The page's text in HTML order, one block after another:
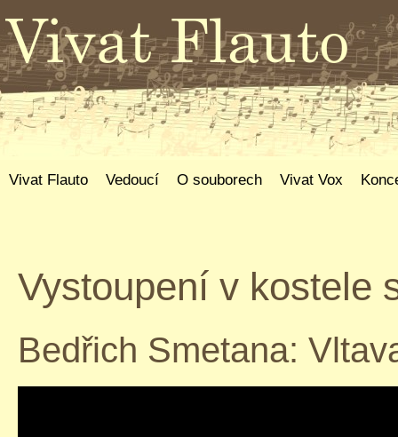
Vivat Flauto Vedoucí O souborech Vivat Vox
Vystoupení v kostele
Bedřich Smetana: